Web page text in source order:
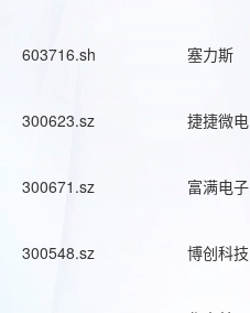
603716.sh 塞力斯
300623.sz 捷捷微电
300671.sz 富满电子
300548.sz 博创科技